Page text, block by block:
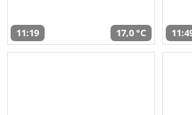
11:19 17,0 °C